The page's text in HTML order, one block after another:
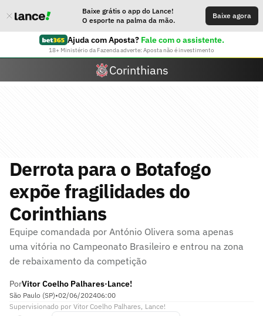
Baixe grátis o app do Lance!
O esporte na palma da mão.
Baixe agora
Ajuda com Aposta? Fale com o assistente.
18+ Ministério da Fazenda adverte: Aposta não é investimento
Corinthians
Derrota para o Botafogo
expõe fragilidades do
Corinthians
Equipe comandada por António Olivera soma apenas
uma vitória no Campeonato Brasileiro e entrou na zona
de rebaixamento da competição
PorVitor Coelho Palhares•Lance!
São Paulo (SP)•02/06/202406:00
Supervisionado por Vitor Coelho Palhares, Lance!